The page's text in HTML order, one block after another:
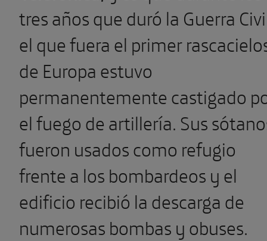
tres años que duró la Guerra
el que fuera el primer
de Europa estuvo
permanentemente castigado
el fuego de artillería. Sus
fueron usados como refugio
frente a los bombardeos y el
edificio recibió la descarga de
numerosas bombas y obuses.